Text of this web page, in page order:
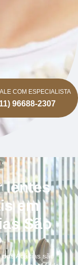
COM ESPECIALISTA
96688-2307
lentes
em
São
Acácias são